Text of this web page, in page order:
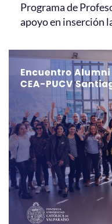
Programa de
apoyo en inserción